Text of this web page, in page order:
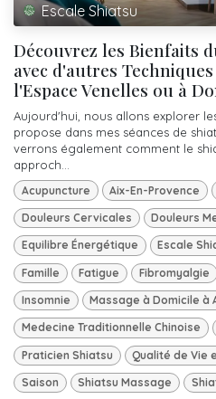
Escale Shiatsu
Découvrez les Bienfaits
avec d'autres
l'Espace Venelles ou à
Aujourd'hui, nous allons explorer
propose dans mes séances de
verrons également comment le
approch...
Acupuncture Aix-En-Provence
Douleurs Cervicales Douleurs
Equilibre Énergétique Escale
Famille Fatigue Fibromyalgie
Insomnie Massage à Domicile à
Medecine Traditionnelle Chinoise
Praticien Shiatsu Qualité de Vie
Saison Shiatsu Massage